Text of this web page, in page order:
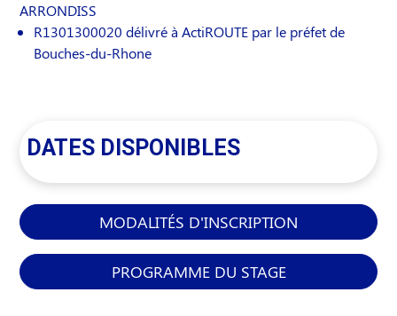
ARRONDISS
R1301300020 délivré à ActiROUTE par le préfet de
Bouches-du-Rhone
DATES DISPONIBLES
MODALITÉS D'INSCRIPTION
PROGRAMME DU STAGE